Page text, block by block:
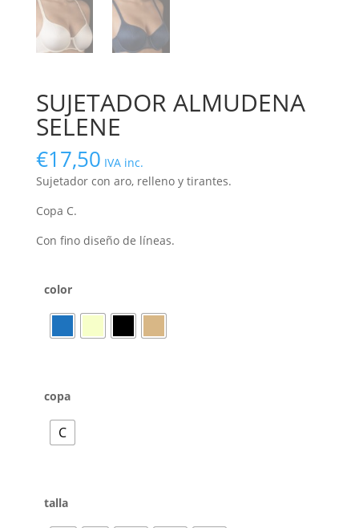
SUJETADOR ALMUDENA
SELENE
€17,50 IVA inc.
Sujetador con aro, relleno y tirantes.
Copa C.
Con fino diseño de líneas.
color
copa
C
talla